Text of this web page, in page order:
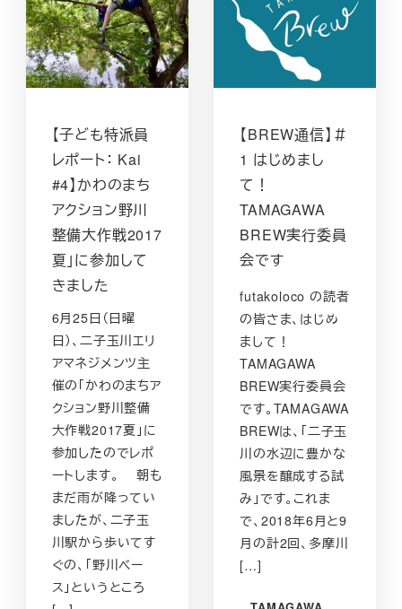
【子ども特派員
レポート： Kai
#4】かわのまち
アクション野川
整備大作戦2017
夏」に参加して
きました
6月25日（日曜
日）、二子玉川エリ
アマネジメンツ主
催の「かわのまちア
クション野川整備
大作戦2017夏」に
参加したのでレポ
ートします。 朝も
まだ雨が降ってい
ましたが、二子玉
川駅から歩いてす
ぐの、「野川ベー
ス」というところ
【BREW通信】＃
1 はじめまし
て！
TAMAGAWA
BREW実行委員
会です
futakoloco の読者
の皆さま、はじめ
まして！
TAMAGAWA
BREW実行委員会
です。TAMAGAWA
BREWは、「二子玉
川の水辺に豊かな
風景を醸成する試
み」です。これま
で、2018年6月と9
月の計2回、多摩川
[…]